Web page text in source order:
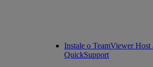
Instale o TeamViewer Host
QuickSupport